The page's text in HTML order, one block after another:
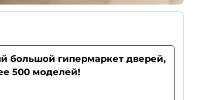
большой гипермаркет дверей,
500 моделей!